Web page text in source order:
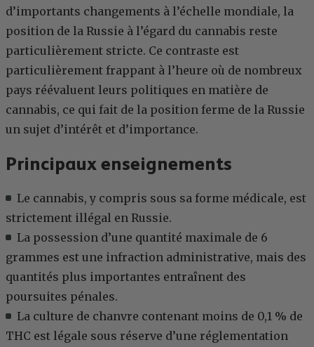
d’importants changements à l’échelle mondiale, la
position de la Russie à l’égard du cannabis reste
particulièrement stricte. Ce contraste est
particulièrement frappant à l’heure où de nombreux
pays réévaluent leurs politiques en matière de
cannabis, ce qui fait de la position ferme de la Russie
un sujet d’intérêt et d’importance.
Principaux enseignements
Le cannabis, y compris sous sa forme médicale, est
strictement illégal en Russie.
La possession d’une quantité maximale de 6
grammes est une infraction administrative, mais des
quantités plus importantes entraînent des
poursuites pénales.
La culture de chanvre contenant moins de 0,1 % de
THC est légale sous réserve d’une réglementation